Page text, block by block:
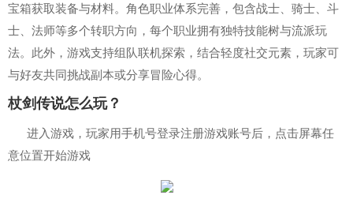
宝箱获取装备与材料。角色职业体系完善，包含战士、骑士、斗
士、法师等多个转职方向，每个职业拥有独特技能树与流派玩
法。此外，游戏支持组队联机探索，结合轻度社交元素，玩家可
与好友共同挑战副本或分享冒险心得。
杖剑传说怎么玩？
进入游戏，玩家用手机号登录注册游戏账号后，点击屏幕任
意位置开始游戏